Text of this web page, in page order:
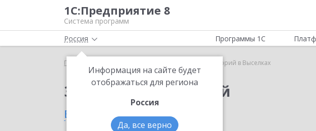
1С:Предприятие 8
Система программ
Россия
Информация на сайте будет
отображаться для региона
Россия
Да, все верно
Программы 1С
Главная 1С:Лекторий в Выселках
Заказать 1С:Лекторий
в Выселках